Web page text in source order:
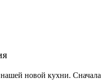
новой кухни. Сначала